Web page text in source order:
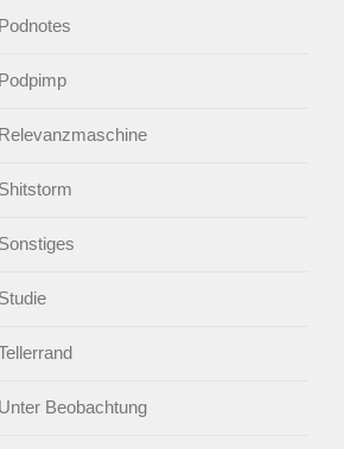
Podnotes
Podpimp
Relevanzmaschine
Shitstorm
Sonstiges
Studie
Unter Beobachtung